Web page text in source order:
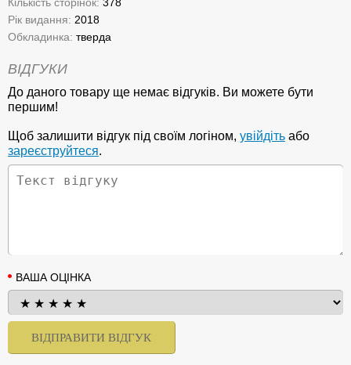
Рік видання: 2018
Обкладинка: тверда
ВІДГУКИ
До даного товару ще немає відгуків. Ви можете бути
першим!
Щоб залишити відгук під своїм логіном, увійдіть або
зареєструйтеся.
ВАША ОЦІНКА